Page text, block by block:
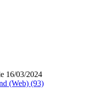
16/03/2024
(Web) (93)